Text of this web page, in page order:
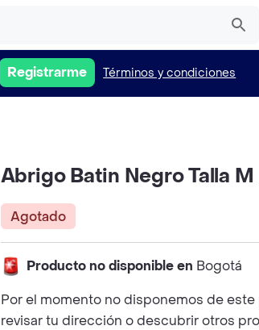
Registrarme Términos y condiciones
Abrigo Batin Negro Talla
Agotado
Producto no disponible en Bogotá
Por el momento no disponemos de
revisar tu dirección o descubrir otros